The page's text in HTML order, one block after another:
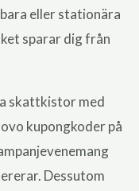
eller stationära
sparar dig från
skattkistor med
kupongkoder på
Dessutom